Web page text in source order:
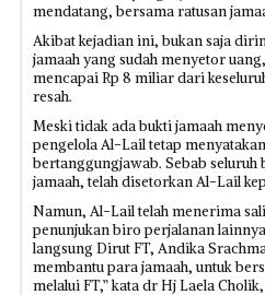
mendatang, bersama ratusan
Akibat kejadian ini, bukan saja
jamaah yang sudah menyetor
mencapai Rp 8 miliar dari
resah.
Meski tidak ada bukti jamaah
pengelola Al-Lail tetap
bertanggungjawab. Sebab seluruh
jamaah, telah disetorkan Al-Lail
Namun, Al-Lail telah menerima
penunjukan biro perjalanan
langsung Dirut FT, Andika
membantu para jamaah, untuk
melalui FT,” kata dr Hj Laela